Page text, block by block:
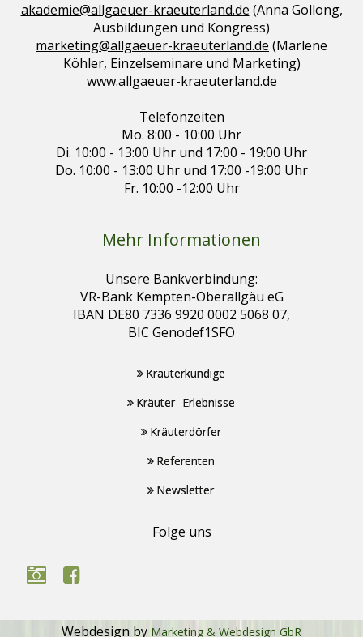
akademie@allgaeuer-kraeuterland.de (Anna Gollong,
Ausbildungen und Kongress)
marketing@allgaeuer-kraeuterland.de (Marlene
Köhler, Einzelseminare und Marketing)
www.allgaeuer-kraeuterland.de
Telefonzeiten
Mo. 8:00 - 10:00 Uhr
Di. 10:00 - 13:00 Uhr und 17:00 - 19:00 Uhr
Do. 10:00 - 13:00 Uhr und 17:00 -19:00 Uhr
Fr. 10:00 -12:00 Uhr
Mehr Informationen
Unsere Bankverbindung:
VR-Bank Kempten-Oberallgäu eG
IBAN DE80 7336 9920 0002 5068 07,
BIC Genodef1SFO
Kräuterkundige
Kräuter- Erlebnisse
Kräuterdörfer
Referenten
Newsletter
Folge uns
Webdesign by Marketing & Webdesign GbR